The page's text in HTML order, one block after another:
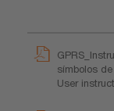
símbolos
User